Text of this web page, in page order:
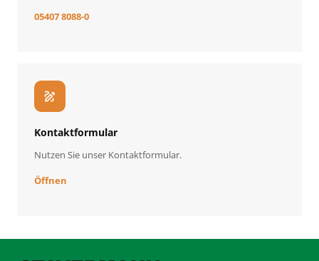
05407 8088-0
draw
Kontaktformular
Nutzen Sie unser Kontaktformular.
Öffnen